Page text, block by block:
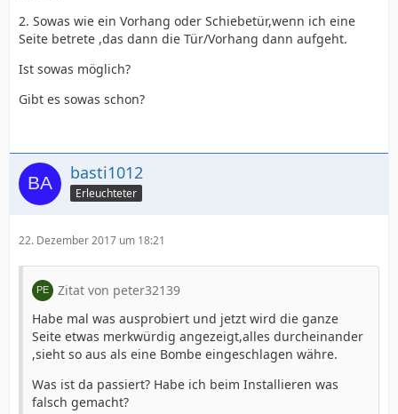
2. Sowas wie ein Vorhang oder Schiebetür,wenn ich eine
Seite betrete ,das dann die Tür/Vorhang dann aufgeht.
Ist sowas möglich?
Gibt es sowas schon?
basti1012
Erleuchteter
22. Dezember 2017 um 18:21
Zitat von peter32139
Habe mal was ausprobiert und jetzt wird die ganze
Seite etwas merkwürdig angezeigt,alles durcheinander
,sieht so aus als eine Bombe eingeschlagen währe.
Was ist da passiert? Habe ich beim Installieren was
falsch gemacht?